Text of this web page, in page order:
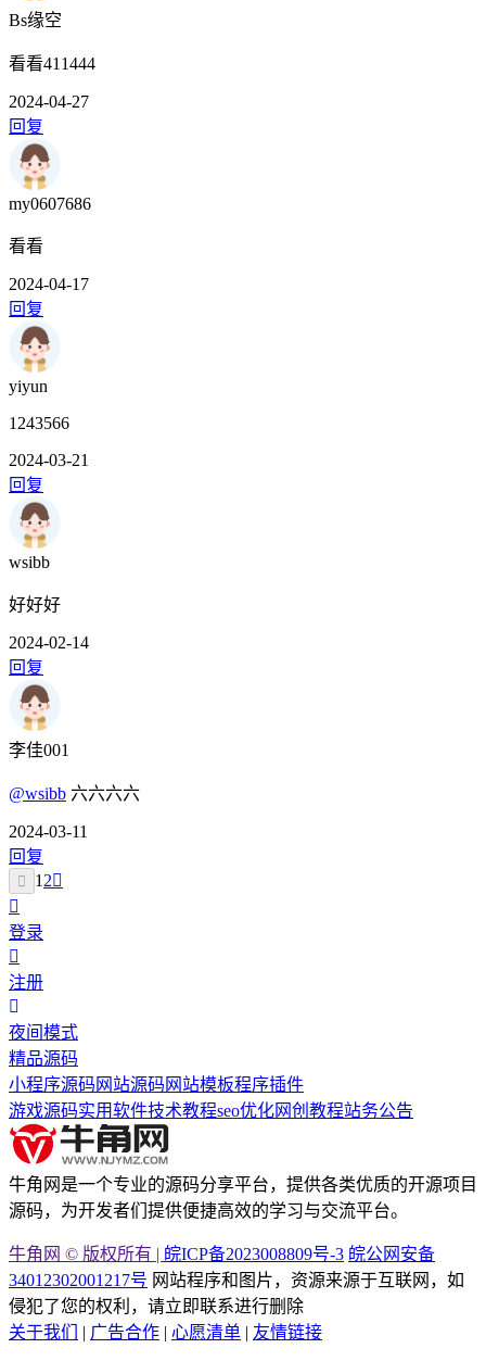
Bs缘空
看看411444
2024-04-27
回复
my0607686
看看
2024-04-17
回复
yiyun
1243566
2024-03-21
回复
wsibb
好好好
2024-02-14
回复
李佳001
@wsibb 六六六六
2024-03-11
回复
12
登录
注册
夜间模式
精品源码
小程序源码 网站源码 网站模板程序插件
游戏源码实用软件技术教程seo优化网创教程站务公告
牛角网是一个专业的源码分享平台，提供各类优质的开源项目
源码，为开发者们提供便捷高效的学习与交流平台。
牛角网 © 版权所有 | 皖ICP备2023008809号-3 皖公网安备
34012302001217号 网站程序和图片，资源来源于互联网，如
侵犯了您的权利，请立即联系进行删除
关于我们
| 广告合作 | 心愿清单 | 友情链接